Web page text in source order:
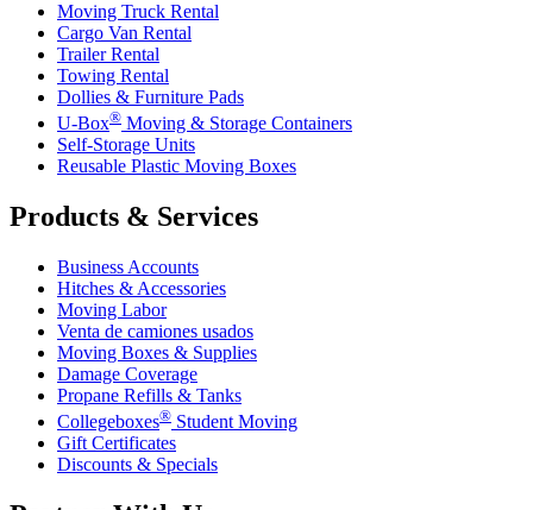
Moving Truck Rental
Cargo Van Rental
Trailer Rental
Towing Rental
Dollies & Furniture Pads
U-Box® Moving & Storage Containers
Self-Storage Units
Reusable Plastic Moving Boxes
Products & Services
Business Accounts
Hitches & Accessories
Moving Labor
Venta de camiones usados
Moving Boxes & Supplies
Damage Coverage
Propane Refills & Tanks
Collegeboxes® Student Moving
Gift Certificates
Discounts & Specials